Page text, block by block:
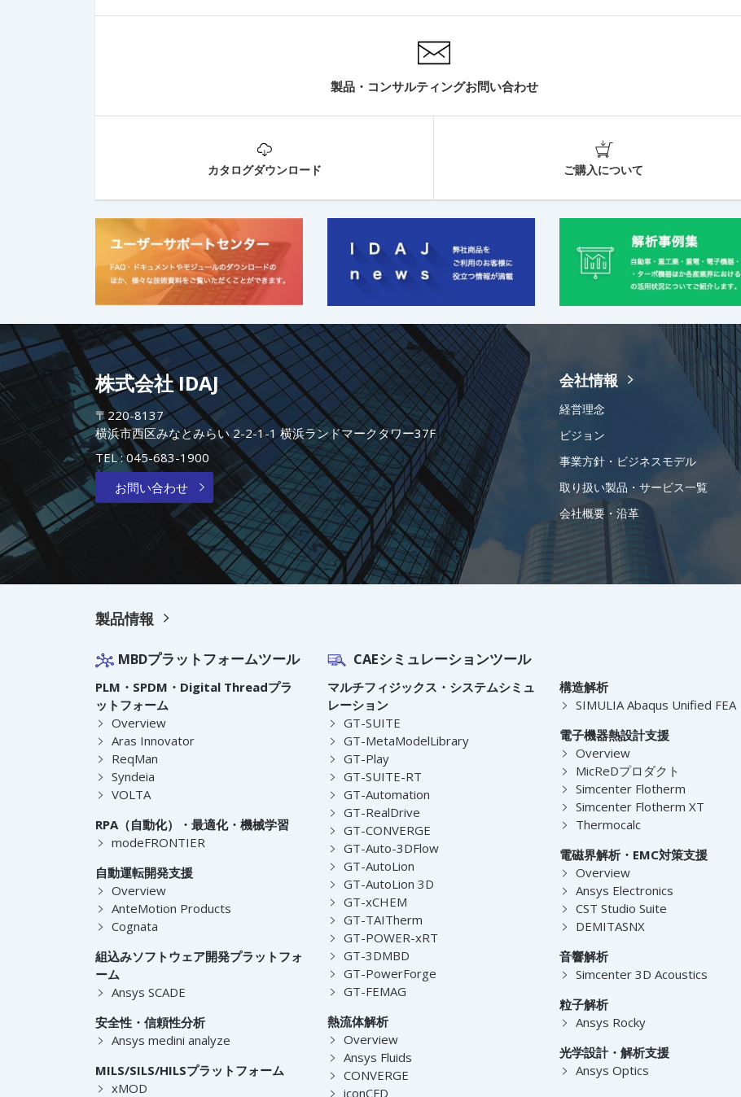
製品・コンサルティングお問い合わせ
カタログダウンロード ご購入について
株式会社 IDAJ
〒220-8137
横浜市西区みなとみらい 2-2-1-1 横浜ランドマークタワー37F
TEL :045-683-1900
お問い合わせ
会社情報
経営理念
ビジョン
事業方針・ビジネスモデル
取り扱い製品・サービス一覧
会社概要・沿革
製品情報
MBDプラットフォームツール
PLM・SPDM・Digital Threadプラ
ットフォーム
Overview
Aras Innovator
ReqMan
Syndeia
VOLTA
RPA（自動化）・最適化・機械学習
modeFRONTIER
自動運転開発支援
Overview
AnteMotion Products
Cognata
組込みソフトウェア開発プラットフォ
ーム
Ansys SCADE
安全性・信頼性分析
Ansys medini analyze
MILS/SILS/HILSプラットフォーム
xMOD
CAEシミュレーションツール
マルチフィジックス・システムシミュ
レーション
GT-SUITE
GT-MetaModelLibrary
GT-Play
GT-SUITE-RT
GT-Automation
GT-RealDrive
GT-CONVERGE
GT-Auto-3DFlow
GT-AutoLion
GT-AutoLion 3D
GT-xCHEM
GT-TAITherm
GT-POWER-xRT
GT-3DMBD
GT-PowerForge
GT-FEMAG
熱流体解析
Overview
Ansys Fluids
CONVERGE
iconCFD
構造解析
SIMULIA Abaqus Unified FEA
電子機器熱設計支援
Overview
MicReDプロダクト
Simcenter Flotherm
Simcenter Flotherm XT
Thermocalc
電磁界解析・EMC対策支援
Overview
Ansys Electronics
CST Studio Suite
DEMITASNX
音響解析
Simcenter 3D Acoustics
粒子解析
Ansys Rocky
光学設計・解析支援
Ansys Optics